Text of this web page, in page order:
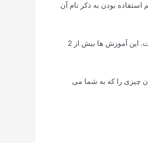
بودن به ذکر نام آن
این دوره به گونه ای طراحی شده است که همه بتوانند آن را درک کنند. آنچه در این دوره می آموزید بر اساس نتایج تمام روش های اثبات شده است. این آموزش ها بیش از 2
چیزی را که به شما می